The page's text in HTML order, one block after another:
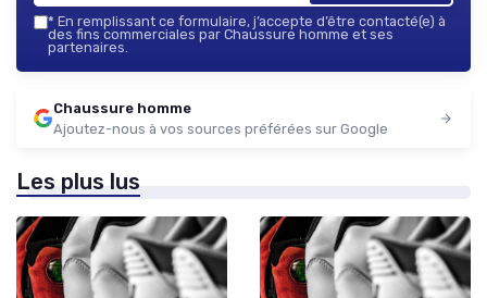
* En remplissant ce formulaire, j’accepte d’être contacté(e) à
des fins commerciales par Chaussure homme et ses
partenaires.
Chaussure homme
Ajoutez-nous à vos sources préférées sur Google
Les plus lus